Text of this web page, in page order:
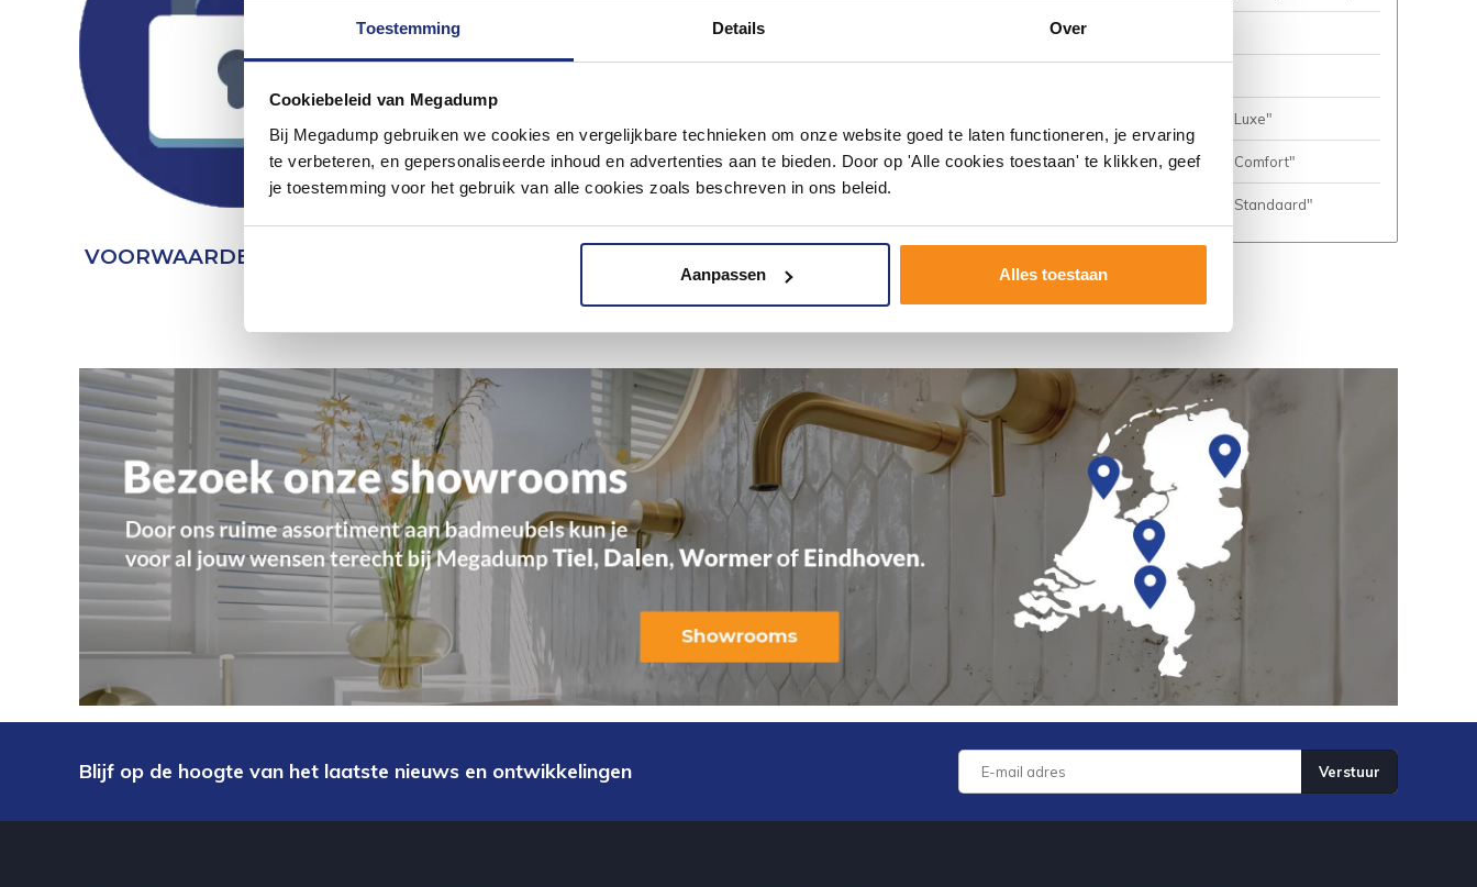
Toestemming Details Over
Cookiebeleid van Megadump
Bij Megadump gebruiken we cookies en vergelijkbare technieken om onze website goed te laten functioneren, je ervaring
te verbeteren, en gepersonaliseerde inhoud en advertenties aan te bieden. Door op 'Alle cookies toestaan' te klikken, geef
je toestemming voor het gebruik van alle cookies zoals beschreven in ons beleid.
Aanpassen Alles toestaan
VOORWAARDEN & PRIVACY
Meer inspiratie?
Complete Badkamer "Luxe"
Complete Badkamer "Comfort"
Complete Badkamer "Standaard"
Blijf op de hoogte van het laatste nieuws en ontwikkelingen Verstuur